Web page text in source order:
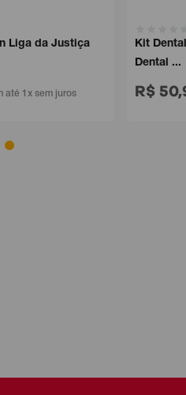
Liga da Justiça
até 1x sem juros
Kit
Dental ...
R$